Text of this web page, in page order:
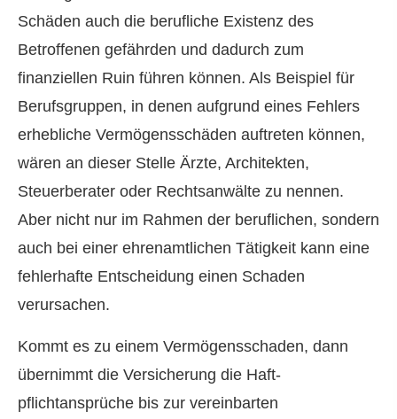
Schäden auch die berufliche Existenz des
Betroffenen gefährden und dadurch zum
finanziellen Ruin führen können. Als Beispiel für
Berufsgruppen, in denen aufgrund eines Fehlers
erhebliche Vermögensschäden auftreten können,
wären an dieser Stelle Ärzte, Architekten,
Steuerberater oder Rechtsanwälte zu nennen.
Aber nicht nur im Rahmen der beruflichen, sondern
auch bei einer ehrenamtlichen Tätigkeit kann eine
fehlerhafte Entscheidung einen Schaden
verursachen.
Kommt es zu einem Vermögensschaden, dann
übernimmt die Versicherung die Haft­
pflichtansprüche bis zur vereinbarten